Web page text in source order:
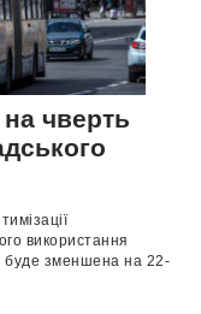
чверть
використання
буде зменшена на 22-